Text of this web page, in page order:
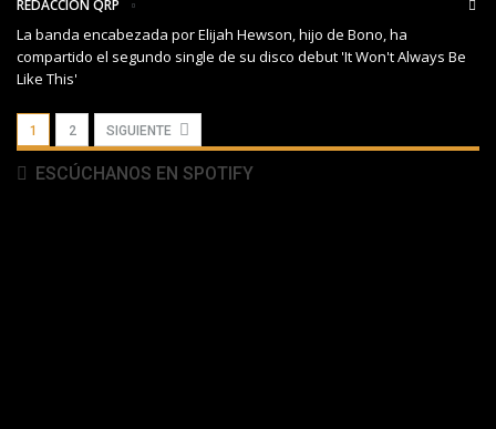
REDACCIÓN QRP
La banda encabezada por Elijah Hewson, hijo de Bono, ha
compartido el segundo single de su disco debut 'It Won't Always Be
Like This'
1 2 SIGUIENTE
ESCÚCHANOS EN SPOTIFY